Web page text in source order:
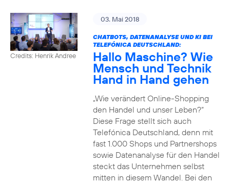
Credits: Henrik Andree
03. Mai 2018
CHATBOTS, DATENANALYSE UND KI BEI
TELEFÓNICA DEUTSCHLAND:
Hallo Maschine? Wie
Mensch und Technik
Hand in Hand gehen
„Wie verändert Online-Shopping
den Handel und unser Leben?“
Diese Frage stellt sich auch
Telefónica Deutschland, denn mit
fast 1.000 Shops und Partnershops
sowie Datenanalyse für den Handel
steckt das Unternehmen selbst
mitten in diesem Wandel. Bei den